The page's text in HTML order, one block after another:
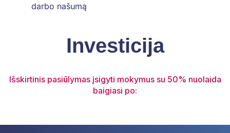
darbo našumą
Investicija
Išskirtinis pasiūlymas įsigyti mokymus su 50% nuolaida
baigiasi po: